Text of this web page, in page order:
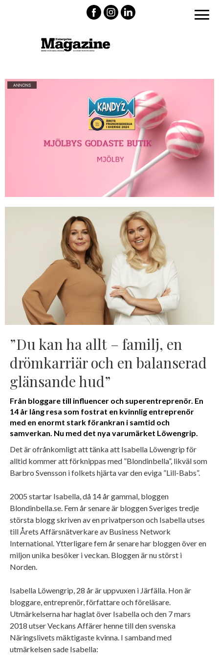
”Du kan ha allt – familj, en
drömkarriär och en balanserad
glänsande hud”
Från bloggare till influencer och superentreprenör. En
14 år lång resa som fostrat en kvinnlig entreprenör
med en enormt stark förankran i samtid och
samverkan. Nu med det nya varumärket Löwengrip.
Det är ofrånkomligt att tänka att Isabella Löwengrip för
alltid kommer att förknippas med ”Blondinbella”, likväl som
Barbro Svensson i folkets hjärta var den eviga ”Lill-Babs”.
2005 startar Isabella, då 14 år gammal, bloggen
Blondinbella.se. Fem år senare är bloggen Sveriges tredje
största blogg skriven av en privatperson och Isabella utses
till Årets Affärsnätverkare av Business Network
International. Ytterligare fem år senare har bloggen över en
miljon unika besöker i veckan. Bloggen är nu störst i
Norden.
Isabella Löwengrip, 28 år är uppvuxen i Järfälla. Hon är
bloggare, entreprenör, författare och föreläsare.
Utmärkelserna har haglat över Isabella och den 7 mars
2018 utser Veckans Affärer henne till den svenska
Näringslivets mäktigaste kvinna. I samband med
utmärkelsen sade Isabella: